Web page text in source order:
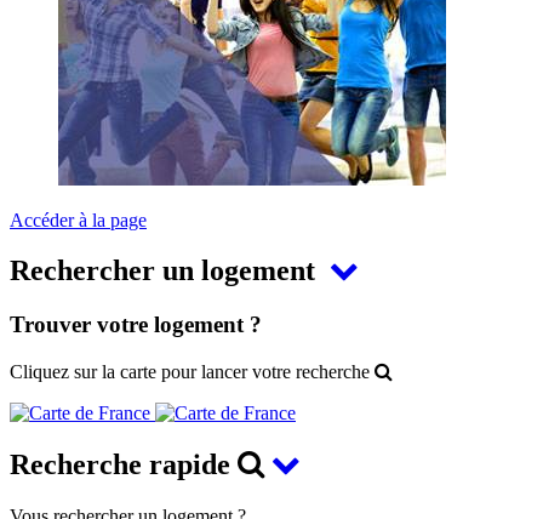
Accéder à la page
Rechercher un logement
Trouver votre logement ?
Cliquez sur la carte pour lancer votre recherche
Recherche rapide